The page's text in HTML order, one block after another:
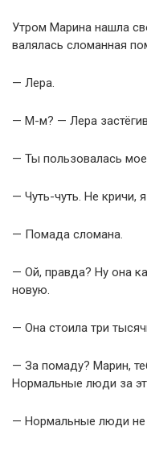
Утром Марина нашла
валялась сломанная
— Лера.
— М-м? — Лера
— Ты пользовалась
— Чуть-чуть. Не кричи,
— Помада сломана.
— Ой, правда? Ну она
новую.
— Она стоила три
— За помаду? Марин,
Нормальные люди за
— Нормальные люди